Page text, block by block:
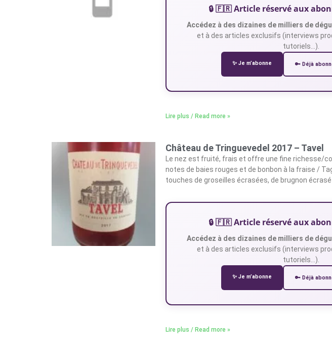
🔒 🇫🇷 Article réservé aux
Accédez à des dizaines de milliers de
et à des articles exclusifs (interviews
tutoriels…).
✨ Je m’abonne 🔑 Déjà
Lire plus / Read more »
Château de Tringuevedel 2017 – Tavel
Le nez est fruité, frais et offre une fine richesse/
notes de baies rouges et de bonbon à la fraise /
touches de groseilles écrasées, de brugnon écrasé
🔒 🇫🇷 Article réservé aux
Accédez à des dizaines de milliers de
et à des articles exclusifs (interviews
tutoriels…).
✨ Je m’abonne 🔑 Déjà
Lire plus / Read more »